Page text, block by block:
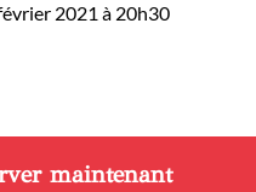
2021 à 20h30
maintenant